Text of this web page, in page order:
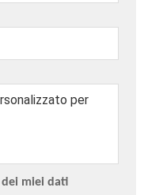
miei dati